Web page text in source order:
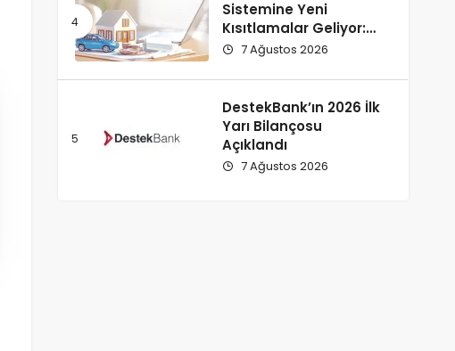
Sistemine Yeni
Kısıtlamalar Geliyor:
Sözleşme Sayısına ve
Düzenleme!
7 Ağustos 2026
DestekBank’ın 2026 İlk
Yarı Bilançosu
Açıklandı
7 Ağustos 2026